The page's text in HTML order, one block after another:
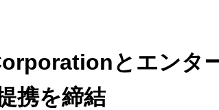
とエンタ
携を締結